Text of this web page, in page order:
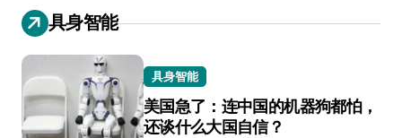
具身智能
具身智能
美国急了：连中国的机器狗都怕，
还谈什么大国自信？